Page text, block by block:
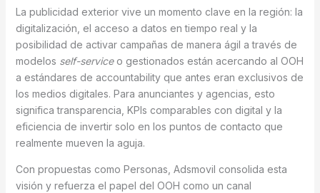
La publicidad exterior vive un momento clave en la región: la
digitalización, el acceso a datos en tiempo real y la
posibilidad de activar campañas de manera ágil a través de
modelos self-serviceo gestionados están acercando al OOH
a estándares de accountability que antes eran exclusivos de
los medios digitales. Para anunciantes y agencias, esto
significa transparencia, KPIs comparables con digital y la
eficiencia de invertir solo en los puntos de contacto que
realmente mueven la aguja.
Con propuestas como Personas, Adsmovil consolida esta
visión y refuerza el papel del OOH como un canal